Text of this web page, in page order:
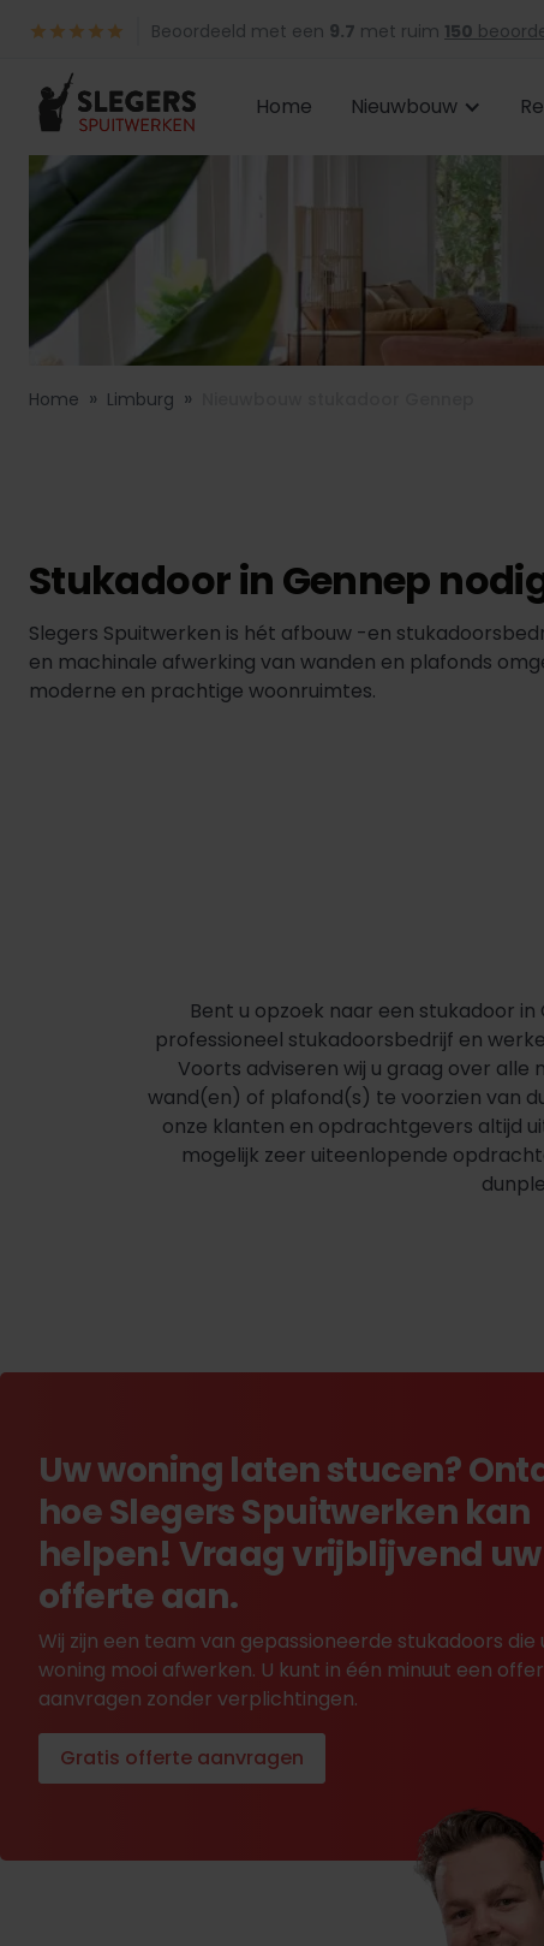
Beoordeeld met een 9.7 met ruim 150
Home Nieuwbouw
Home » Limburg »
Stukadoor in Gennep
Slegers Spuitwerken is hét afbouw -en
en machinale afwerking van wanden en plafonds
moderne en prachtige woonruimtes.
Bent u opzoek naar een stukadoor
professioneel stukadoorsbedrijf en
Voorts adviseren wij u graag over
wand(en) of plafond(s) te voorzien van
onze klanten en opdrachtgevers altijd
mogelijk zeer uiteenlopende
Uw woning laten stucen?
hoe Slegers Spuitwerken kan
helpen! Vraag vrijblijvend uw
offerte aan.
Wij zijn een team van gepassioneerde stukadoors die
woning mooi afwerken. U kunt in één minuut een
aanvragen zonder verplichtingen.
Gratis offerte aanvragen